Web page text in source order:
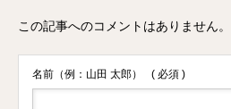
この記事へのコメントはありません。
名前（例：山田 太郎） ( 必須 )